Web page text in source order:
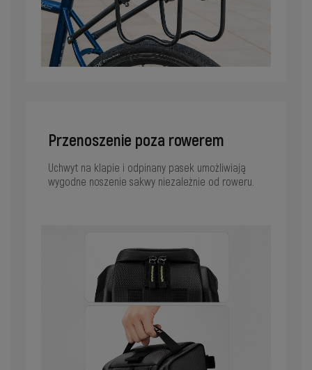
Przenoszenie poza rowerem
Uchwyt na klapie i odpinany pasek umożliwiają
wygodne noszenie sakwy niezależnie od roweru.